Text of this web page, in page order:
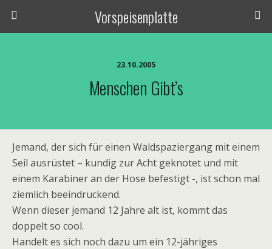
Vorspeisenplatte
23.10.2005
Menschen Gibt’s
Jemand, der sich für einen Waldspaziergang mit einem
Seil ausrüstet – kundig zur Acht geknotet und mit
einem Karabiner an der Hose befestigt -, ist schon mal
ziemlich beeindruckend.
Wenn dieser jemand 12 Jahre alt ist, kommt das
doppelt so cool.
Handelt es sich noch dazu um ein 12-jähriges